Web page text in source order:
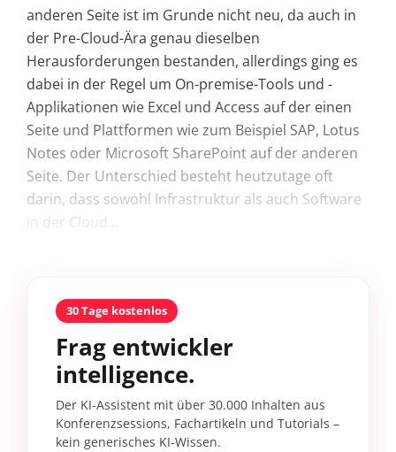
anderen Seite ist im Grunde nicht neu, da auch in
der Pre-Cloud-Ära genau dieselben
Herausforderungen bestanden, allerdings ging es
dabei in der Regel um On-premise-Tools und -
Applikationen wie Excel und Access auf der einen
Seite und Plattformen wie zum Beispiel SAP, Lotus
Notes oder Microsoft SharePoint auf der anderen
Seite. Der Unterschied besteht heutzutage oft
darin, dass sowohl Infrastruktur als auch Software
in der Cloud...
30 Tage kostenlos
Frag entwickler
intelligence.
Der KI-Assistent mit über 30.000 Inhalten aus
Konferenzsessions, Fachartikeln und Tutorials –
kein generisches KI-Wissen.